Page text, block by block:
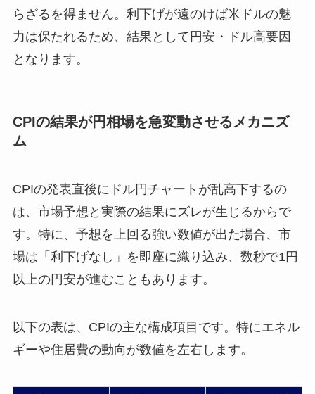
らざるを得ません。利下げが遠のけば米ドルの魅
力は保たれるため、結果として円安・ドル高要因
となります。
CPIの結果が円相場を急変動させるメカニズ
ム
CPIの発表直後にドル円チャートが乱高下するの
は、市場予想と実際の結果にズレが生じるからで
す。特に、予想を上回る強い数値が出た場合、市
場は「利下げなし」を即座に織り込み、数秒で1円
以上の円安が進むこともあります。
以下の表は、CPIの主な構成項目です。特にエネル
ギーや住居費の動向が数値を左右します。